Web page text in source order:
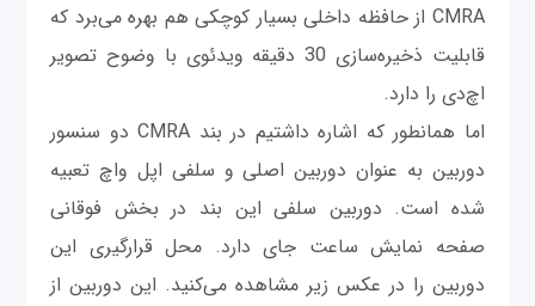
CMRA از حافظه داخلی بسیار کوچکی هم بهره می‌برد که
قابلیت ذخیره‌سازی 30 دقیقه ویدئوی با وضوح تصویر
اچ‌دی را دارد.
اما همانطور که اشاره داشتیم در بند CMRA دو سنسور
دوربین به عنوان دوربین اصلی و سلفی اپل واچ تعبیه
شده است. دوربین سلفی این بند در بخش فوقانی
صفحه نمایش ساعت جای دارد. محل قرارگیری این
دوربین را در عکس زیر مشاهده می‌کنید. این دوربین از